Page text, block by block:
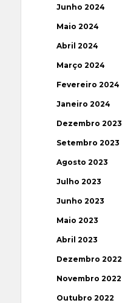
Junho 2024
Maio 2024
Abril 2024
Março 2024
Fevereiro 2024
Janeiro 2024
Dezembro 2023
Setembro 2023
Agosto 2023
Julho 2023
Junho 2023
Maio 2023
Abril 2023
Dezembro 2022
Novembro 2022
Outubro 2022